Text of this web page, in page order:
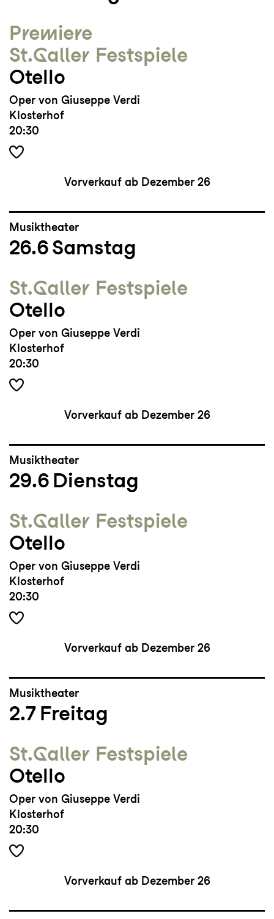
Premiere
St.Galler Festspiele
Otello
Oper von Giuseppe Verdi
Klosterhof
20:30
Vorverkauf ab Dezember 26
Musiktheater
26.6Samstag
St.Galler Festspiele
Otello
Oper von Giuseppe Verdi
Klosterhof
20:30
Vorverkauf ab Dezember 26
Musiktheater
29.6 Dienstag
St.Galler Festspiele
Otello
Oper von Giuseppe Verdi
Klosterhof
20:30
Vorverkauf ab Dezember 26
Musiktheater
2.7 Freitag
St.Galler Festspiele
Otello
Oper von Giuseppe Verdi
Klosterhof
20:30
Vorverkauf ab Dezember 26